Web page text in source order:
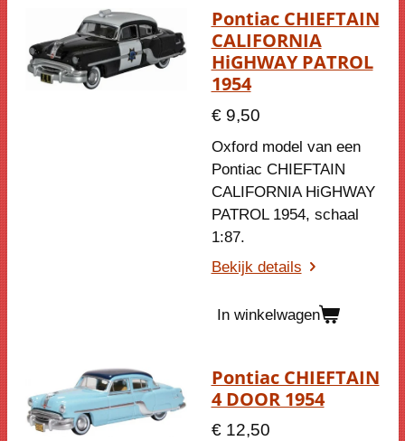
Pontiac CHIEFTAIN
CALIFORNIA
HiGHWAY PATROL
1954
€ 9,50
Oxford model van een
Pontiac CHIEFTAIN
CALIFORNIA HiGHWAY
PATROL 1954, schaal
1:87.
Bekijk details
In winkelwagen
Pontiac CHIEFTAIN
4 DOOR 1954
€ 12,50